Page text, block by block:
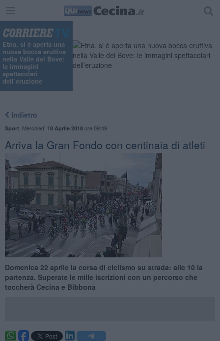
Etna, si è aperta una
nuova bocca eruttiva
nella Valle del Bove:
le immagini
spettacolari
dell’eruzione
Indietro
Sport Mercoledì 18 Aprile 2018ore 09:49
Arriva la Gran Fondo con centinaia di atleti
Domenica 22 aprile la corsa di ciclismo su strada: alle 10 la
partenza. Superate le mille iscrizioni con un percorso che
toccherà Cecina e Bibbona